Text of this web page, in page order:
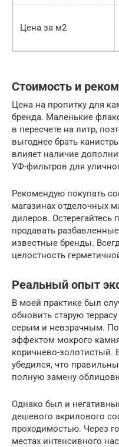
Цена за м2
Стоимость и
Цена на пропитку для
бренда. Маленькие
в пересчете на литр,
выгоднее брать
влияет наличие
УФ-фильтров для
Рекомендую покупать
магазинах отделочных
дилеров. Остерегайтесь
продавать
известные бренды.
целостность
Реальный опыт
В моей практике был
обновить старую
серым и невзрачным.
эффектом мокрого
коричнево-золотистый.
убедился, что
полную замену
Однако был и
дешевого акрилового
проходимостью. Через
местах интенсивного